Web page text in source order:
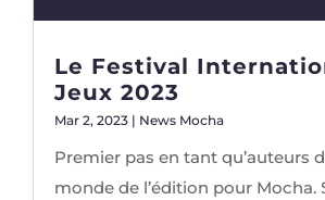
Le Festival
Jeux 2023
Mar 2, 2023 | News Mocha
Premier pas en tant qu’auteurs
monde de l’édition pour Mocha.